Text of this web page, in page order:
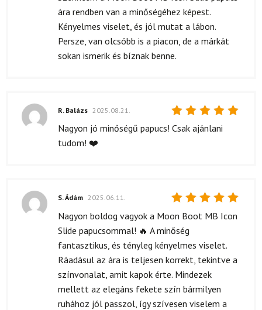
ára rendben van a minőségéhez képest.
Kényelmes viselet, és jól mutat a lábon.
Persze, van olcsóbb is a piacon, de a márkát
sokan ismerik és bíznak benne.
Értékelés:
/ 5
R. Balázs 2025.08.21.
Nagyon jó minőségű papucs! Csak ajánlani
tudom! ❤️
Értékelés:
S. Ádám 2025.06.11.
Nagyon boldog vagyok a Moon Boot MB Icon
Slide papucsommal! 🔥 A minőség
fantasztikus, és tényleg kényelmes viselet.
Ráadásul az ára is teljesen korrekt, tekintve a
színvonalat, amit kapok érte. Mindezek
mellett az elegáns fekete szín bármilyen
ruhához jól passzol, így szívesen viselem a